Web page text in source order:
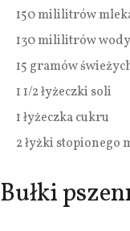
150 mililitrów
130 mililitrów wody
15 gramów
1 1/2 łyżeczki soli
1 łyżeczka cukru
2 łyżki stopionego
Bułki